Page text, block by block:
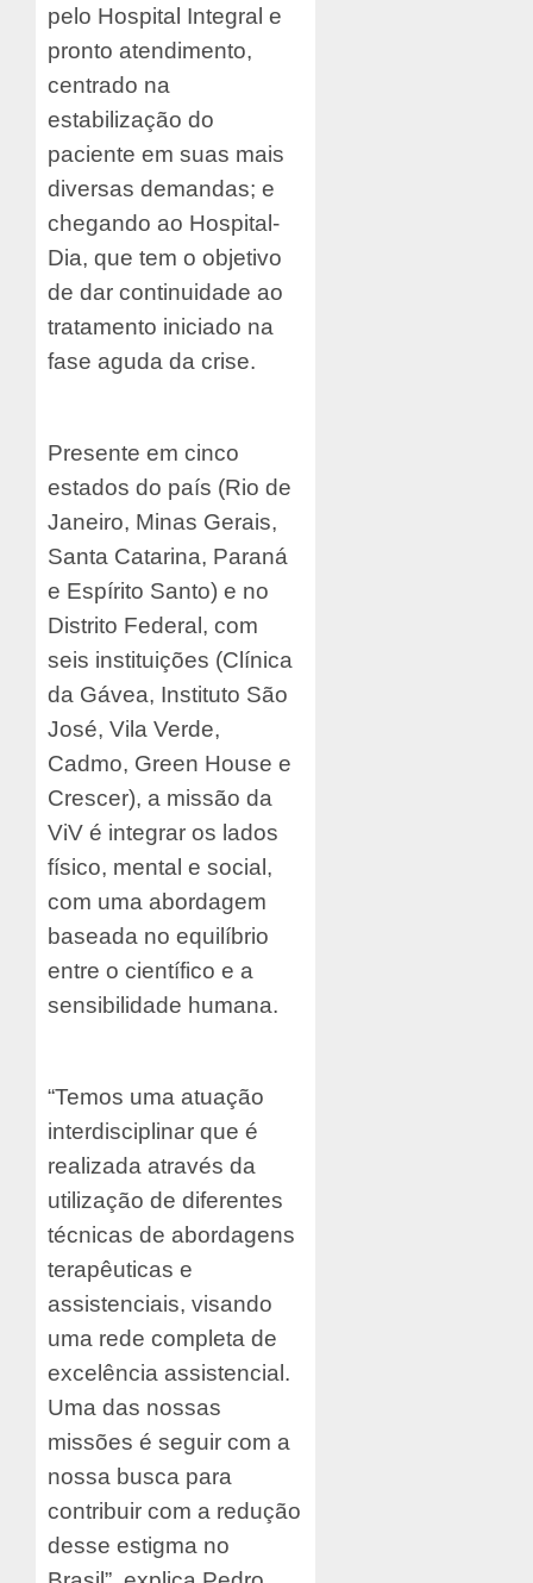
pelo Hospital Integral e
pronto atendimento,
centrado na
estabilização do
paciente em suas mais
diversas demandas; e
chegando ao Hospital-
Dia, que tem o objetivo
de dar continuidade ao
tratamento iniciado na
fase aguda da crise.
Presente em cinco
estados do país (Rio de
Janeiro, Minas Gerais,
Santa Catarina, Paraná
e Espírito Santo) e no
Distrito Federal, com
seis instituições (Clínica
da Gávea, Instituto São
José, Vila Verde,
Cadmo, Green House e
Crescer), a missão da
ViV é integrar os lados
físico, mental e social,
com uma abordagem
baseada no equilíbrio
entre o científico e a
sensibilidade humana.
“Temos uma atuação
interdisciplinar que é
realizada através da
utilização de diferentes
técnicas de abordagens
terapêuticas e
assistenciais, visando
uma rede completa de
excelência assistencial.
Uma das nossas
missões é seguir com a
nossa busca para
contribuir com a redução
desse estigma no